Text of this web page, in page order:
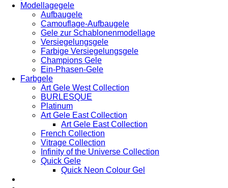
Modellagegele
Aufbaugele
Camouflage-Aufbaugele
Gele zur Schablonenmodellage
Versiegelungsgele
Farbige Versiegelungsgele
Champions Gele
Ein-Phasen-Gele
Farbgele
Art Gele West Collection
BURLESQUE
Platinum
Art Gele East Collection
Art Gele East Collection
French Collection
Vitrage Collection
Infinity of the Universe Collection
Quick Gele
Quick Neon Colour Gel